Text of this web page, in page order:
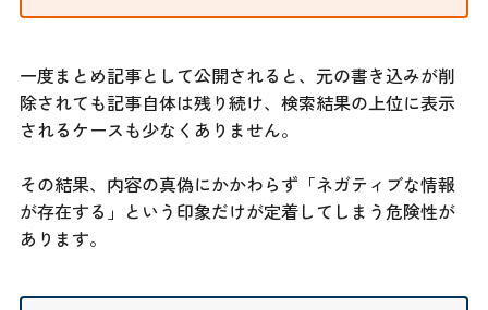
一度まとめ記事として公開されると、元の書き込みが削
除されても記事自体は残り続け、検索結果の上位に表示
されるケースも少なくありません。
その結果、内容の真偽にかかわらず「ネガティブな情報
が存在する」という印象だけが定着してしまう危険性が
あります。